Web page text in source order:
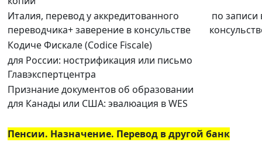
Италия, перевод у аккредитованного
переводчика+ заверение в консульстве
по записи
Кодиче Фискале (Codice Fiscale)
для России: нострификация или письмо
Главэкспертцентра
Признание документов об образовании
для Канады или США: эвалюация в WES
Пенсии. Назначение. Перевод в другой банк